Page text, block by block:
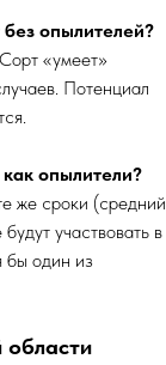
без опылителей?
«умеет»
Потенциал
опылители?
же сроки (средний
участвовать в
бы один из